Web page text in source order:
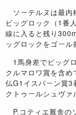
ソーテルヌは最内
ビッグロック（1番
線に入ると残り
ッグロックをゴール
1馬身差でビッグ
クルマロワ賞を含
仏G1イスパーン賞3
クトゥールシュヴァ
P.コティエ厩舎の